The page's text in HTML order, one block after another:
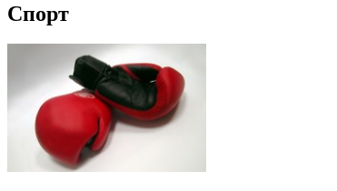
Спорт